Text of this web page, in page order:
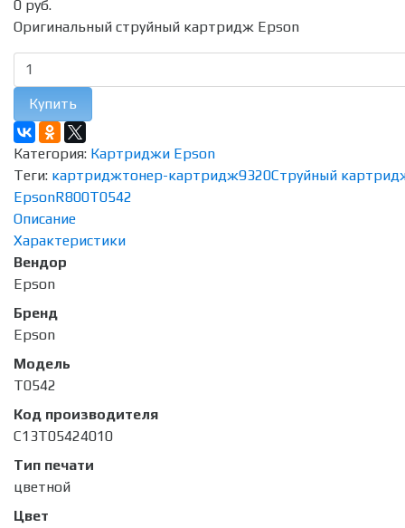
0 руб.
Оригинальный струйный картридж Epson
Купить
Категория: Картриджи Epson
Теги: картриджтонер-картридж9320Струйный
EpsonR800T0542
Описание
Характеристики
Вендор
Epson
Бренд
Epson
Модель
T0542
Код производителя
C13T05424010
Тип печати
цветной
Цвет